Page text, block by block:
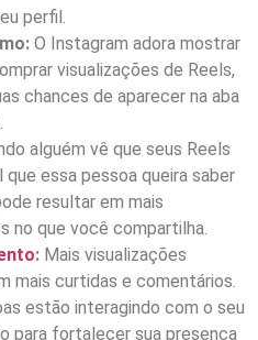
perfil.
O Instagram adora mostrar
visualizações de Reels,
chances de aparecer na aba
alguém vê que seus Reels
essa pessoa queira saber
resultar em mais
no que você compartilha.
: Mais visualizações
mais curtidas e comentários.
estão interagindo com o seu
para fortalecer sua presença